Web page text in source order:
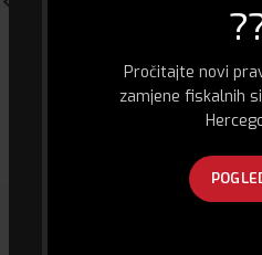
Pročitajte novi
zamjene fiskalnih
Xiaomi Mi Range Extender Pro